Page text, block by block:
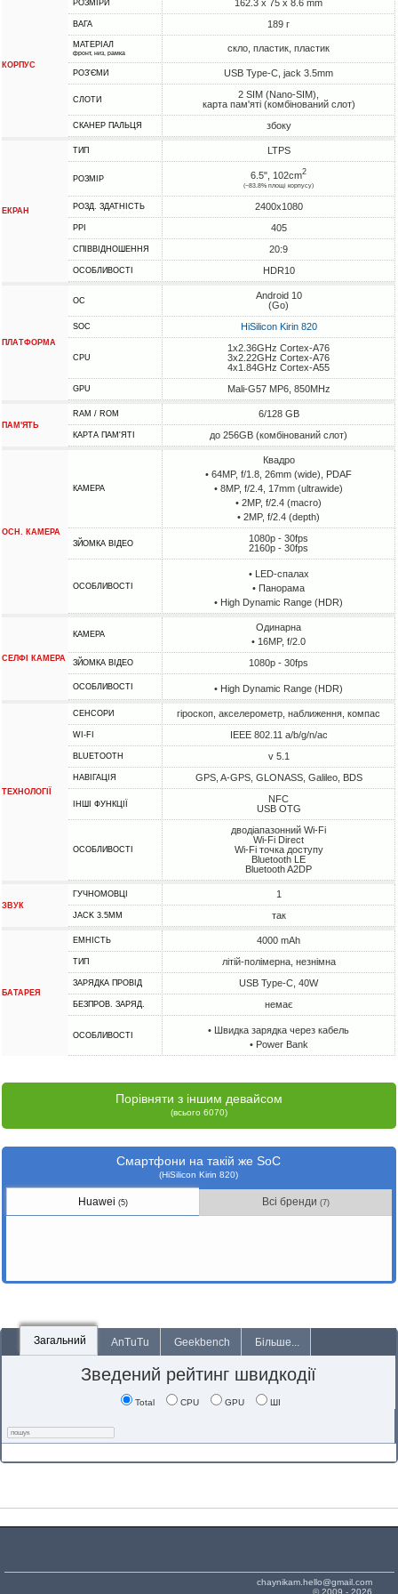
КОРПУС
РОЗМІРИ 162.3 x 75 x 8.6 mm
ВАГА 189 г
МАТЕРІАЛ
фронт, низ, рамка скло, пластик, пластик
РОЗ'ЄМИ USB Type-C, jack 3.5mm
СЛОТИ
2 SIM (Nano-SIM),
карта пам'яті (комбінований слот)
СКАНЕР ПАЛЬЦЯ збоку
ЕКРАН
ТИП LTPS
РОЗМІР 6.5", 102cm2
(~83.8% площі корпусу)
РОЗД. ЗДАТНІСТЬ 2400x1080
PPI 405
СПІВВІДНОШЕННЯ 20:9
ОСОБЛИВОСТІ HDR10
ПЛАТФОРМА
ОС
Android 10
(Go)
SOC HiSilicon Kirin 820
CPU
1x2.36GHz Cortex-A76
3x2.22GHz Cortex-A76
4x1.84GHz Cortex-A55
GPU Mali-G57 MP6, 850MHz
ПАМ'ЯТЬ
RAM / ROM 6/128 GB
КАРТА ПАМ'ЯТІ до 256GB (комбінований слот)
ОСН. КАМЕРА
КАМЕРА
Квадро
• 64MP, f/1.8, 26mm (wide), PDAF
• 8MP, f/2.4, 17mm (ultrawide)
• 2MP, f/2.4 (macro)
• 2MP, f/2.4 (depth)
ЗЙОМКА ВІДЕО
1080p - 30fps
2160p - 30fps
ОСОБЛИВОСТІ
• LED-спалах
• Панорама
• High Dynamic Range (HDR)
СЕЛФІ КАМЕРА
КАМЕРА
Одинарна
• 16MP, f/2.0
ЗЙОМКА ВІДЕО 1080p - 30fps
ОСОБЛИВОСТІ • High Dynamic Range (HDR)
ТЕХНОЛОГІЇ
СЕНСОРИ гіроскоп, акселерометр, наближення, компас
WI-FI IEEE 802.11 a/b/g/n/ac
BLUETOOTH v 5.1
НАВІГАЦІЯ GPS, A-GPS, GLONASS, Galileo, BDS
ІНШІ ФУНКЦІЇ
NFC
USB OTG
ОСОБЛИВОСТІ
дводіапазонний Wi-Fi
Wi-Fi Direct
Wi-Fi точка доступу
Bluetooth LE
Bluetooth A2DP
ЗВУК
ГУЧНОМОВЦІ 1
JACK 3.5MM так
БАТАРЕЯ
ЕМНІСТЬ 4000 mAh
ТИП літій-полімерна, незнімна
ЗАРЯДКА ПРОВІД USB Type-C, 40W
БЕЗПРОВ. ЗАРЯД. немає
ОСОБЛИВОСТІ
• Швидка зарядка через кабель
• Power Bank
Порівняти з іншим девайсом
(всього 6070)
Смартфони на такій же SoC
(HiSilicon Kirin 820)
Huawei (5) Всі бренди (7)
Загальний AnTuTu Geekbench Більше...
Зведений рейтинг швидкодії
Total CPU GPU ШІ
chaynikam.hello@gmail.com
© 2009 - 2026